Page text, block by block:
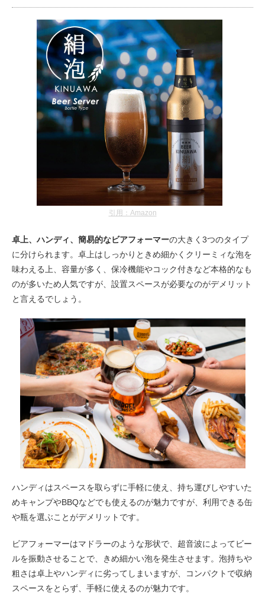
引用：Amazon
卓上、ハンディ、簡易的なビアフォーマーの大きく3つのタイプ
に分けられます。卓上はしっかりときめ細かくクリーミィな泡を
味わえる上、容量が多く、保冷機能やコック付きなど本格的なも
のが多いため人気ですが、設置スペースが必要なのがデメリット
と言えるでしょう。
ハンディはスペースを取らずに手軽に使え、持ち運びしやすいた
めキャンプやBBQなどでも使えるのが魅力ですが、利用できる缶
や瓶を選ぶことがデメリットです。
ビアフォーマーはマドラーのような形状で、超音波によってビー
ルを振動させることで、きめ細かい泡を発生させます。泡持ちや
粗さは卓上やハンディに劣ってしまいますが、コンパクトで収納
スペースをとらず、手軽に使えるのが魅力です。